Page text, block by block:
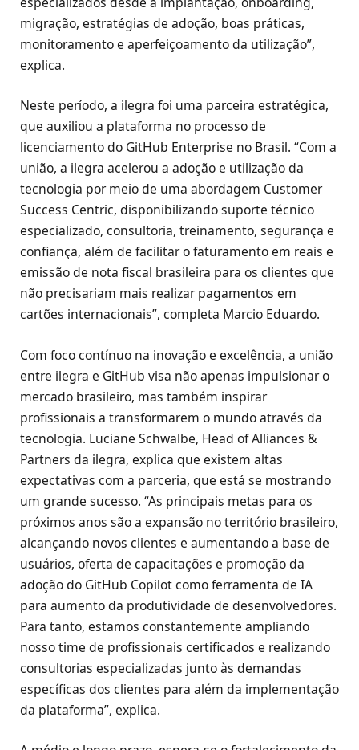
migração, estratégias de adoção, boas práticas,
monitoramento e aperfeiçoamento da utilização”,
explica.
Neste período, a ilegra foi uma parceira estratégica,
que auxiliou a plataforma no processo de
licenciamento do GitHub Enterprise no Brasil. “Com a
união, a ilegra acelerou a adoção e utilização da
tecnologia por meio de uma abordagem Customer
Success Centric, disponibilizando suporte técnico
especializado, consultoria, treinamento, segurança e
confiança, além de facilitar o faturamento em reais e
emissão de nota fiscal brasileira para os clientes que
não precisariam mais realizar pagamentos em
cartões internacionais”, completa Marcio Eduardo.
Com foco contínuo na inovação e excelência, a união
entre ilegra e GitHub visa não apenas impulsionar o
mercado brasileiro, mas também inspirar
profissionais a transformarem o mundo através da
tecnologia. Luciane Schwalbe, Head of Alliances &
Partners da ilegra, explica que existem altas
expectativas com a parceria, que está se mostrando
um grande sucesso. “As principais metas para os
próximos anos são a expansão no território brasileiro,
alcançando novos clientes e aumentando a base de
usuários, oferta de capacitações e promoção da
adoção do GitHub Copilot como ferramenta de IA
para aumento da produtividade de desenvolvedores.
Para tanto, estamos constantemente ampliando
nosso time de profissionais certificados e realizando
consultorias especializadas junto às demandas
específicas dos clientes para além da implementação
da plataforma”, explica.